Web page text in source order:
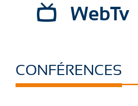
WebTv
CONFÉRENCES